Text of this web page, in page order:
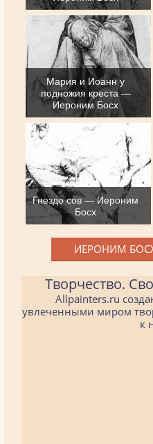
Мария и Иоанн у
подножия креста —
Иероним Босх
Гнездо сов — Иероним
Босх
ИЕРОНИМ
Творчество.
Allpainters.ru
увлеченными миром
к